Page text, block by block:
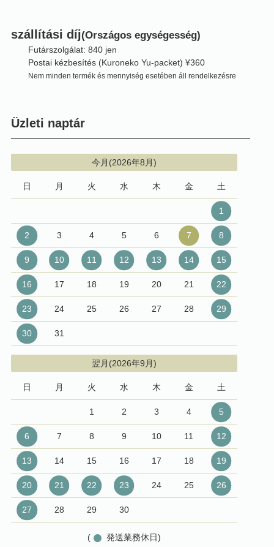
szállítási díj(Országos egységesség)
Futárszolgálat: 840 jen
Postai kézbesítés (Kuroneko Yu-packet) ¥360
Nem minden termék és mennyiség esetében áll rendelkezésre
Üzleti naptár
今月(2026年8月)
日 月 火 水 木 金 土
1
2 3 4 5 6 7 8
9 10 11 12 13 14 15
16 17 18 19 20 21 22
23 24 25 26 27 28 29
30 31
翌月(2026年9月)
日 月 火 水 木 金 土
1 2 3 4 5
6 7 8 9 10 11 12
13 14 15 16 17 18 19
20 21 22 23 24 25 26
27 28 29 30
( 発送業務休日)